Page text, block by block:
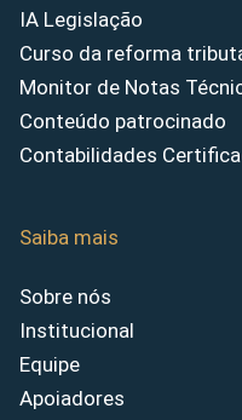
IA Legislação
Curso da reforma
Monitor de Notas
Conteúdo patrocinado
Contabilidades
Saiba mais
Sobre nós
Institucional
Equipe
Apoiadores